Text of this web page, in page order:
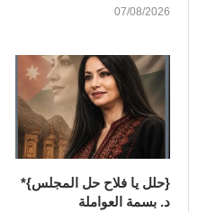
07/08/2026
{حلل يا فلاح حل المجلس}*
د. بسمة العواملة